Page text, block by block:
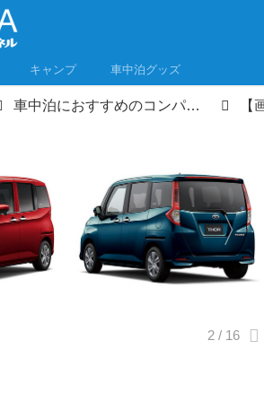
キャンプ 車中泊グッズ
車中泊におすすめのコンパクトミニバンはこれだ！ 人気5ナンバー車中泊相性度・格付けチェック！